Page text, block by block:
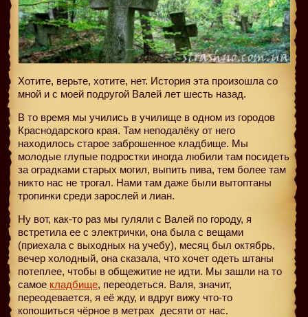
Хотите, верьте, хотите, нет. История эта произошла со
мной и с моей подругой Валей лет шесть назад.
В то время мы учились в училище в одном из городов
Краснодарского края. Там неподалёку от него
находилось старое заброшенное кладбище. Мы
молодые глупые подростки иногда любили там посидеть
за оградками старых могил, выпить пива, тем более там
никто нас не трогал. Нами там даже были вытоптаны
тропинки среди зарослей и лиан.
Ну вот, как-то раз мы гуляли с Валей по городу, я
встретила ее с электрички, она была с вещами
(приехала с выходных на учебу), месяц был октябрь,
вечер холодный, она сказала, что хочет одеть штаны
потеплее, чтобы в общежитие не идти. Мы зашли на то
самое кладбище, переодеться. Валя, значит,
переодевается, я её жду, и вдруг вижу что-то
копошиться чёрное в метрах десяти от нас.